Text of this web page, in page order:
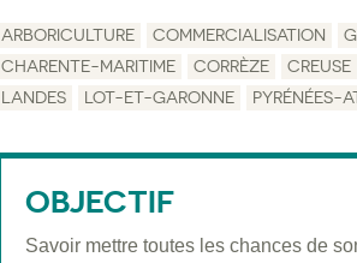
ARBORICULTURE COMMERCIALISATION
CHARENTE-MARITIME
CORRÈZE CREUSE
LANDES
LOT-ET-GARONNE PYRÉNÉES-
OBJECTIF
Savoir mettre toutes les chances de